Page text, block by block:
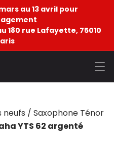
au 13 avril pour
180 rue Lafayette, 75010
neufs / Saxophone Ténor
YTS 62 argenté